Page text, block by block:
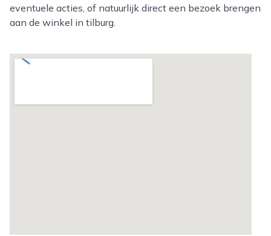
eventuele acties, of natuurlijk direct een bezoek brengen
aan de winkel in tilburg.